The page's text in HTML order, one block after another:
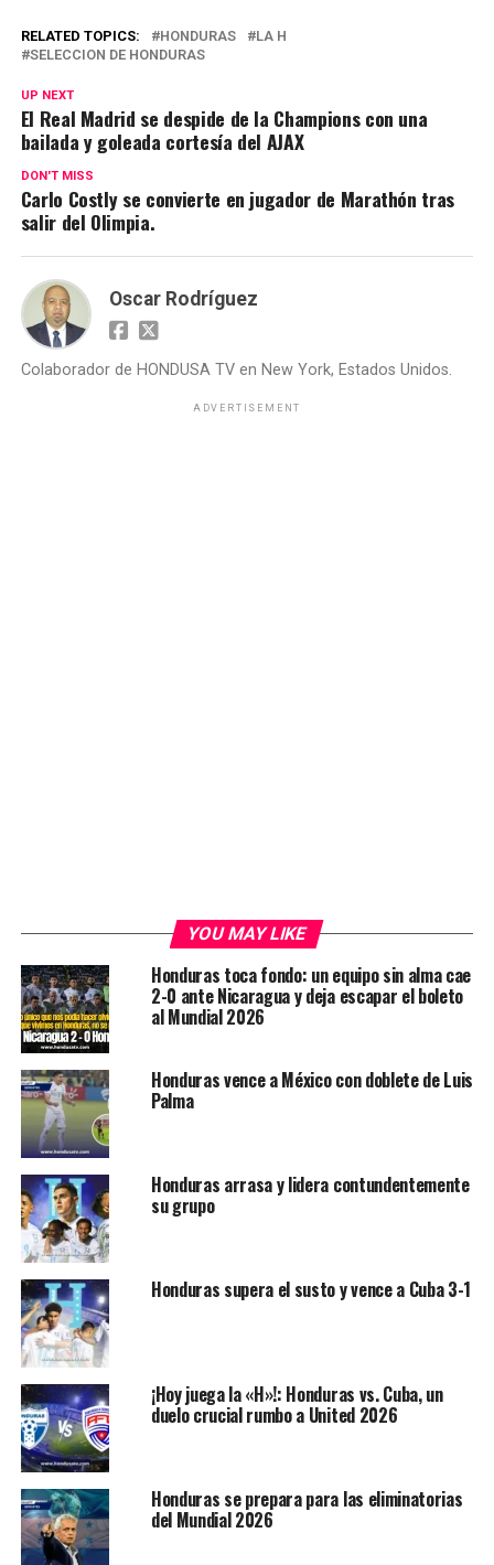
RELATED TOPICS: HONDURAS
LA H
SELECCION DE HONDURAS
UP NEXT
El Real Madrid se despide de la Champions con una
bailada y goleada cortesía del AJAX
DON'T MISS
Carlo Costly se convierte en jugador de Marathón tras
salir del Olimpia.
Oscar Rodríguez
Colaborador de HONDUSA TV en New York, Estados Unidos.
ADVERTISEMENT
YOU MAY LIKE
Honduras toca fondo: un equipo sin alma cae
2-0 ante Nicaragua y deja escapar el boleto
al Mundial 2026
Honduras vence a México con doblete de Luis
Palma
Honduras arrasa y lidera contundentemente
su grupo
Honduras supera el susto y vence a Cuba 3-1
¡Hoy juega la «H»!: Honduras vs. Cuba, un
duelo crucial rumbo a United 2026
Honduras se prepara para las eliminatorias
del Mundial 2026